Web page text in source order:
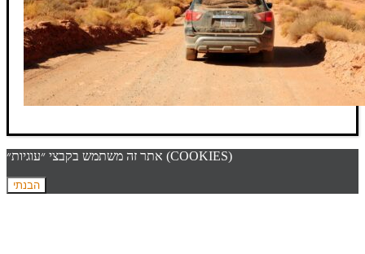
אתר זה משתמש בקבצי ״עוגיות״ (COOKIES)
הבנתי